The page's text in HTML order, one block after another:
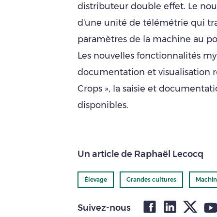
distributeur double effet. Le
d'une unité de télémétrie qui
paramètres de la machine au
Les nouvelles fonctionnalités
documentation et visualisation
Crops », la saisie et
disponibles.
Un article de Raphaël Lecocq
Élevage Grandes cultures
Suivez-nous